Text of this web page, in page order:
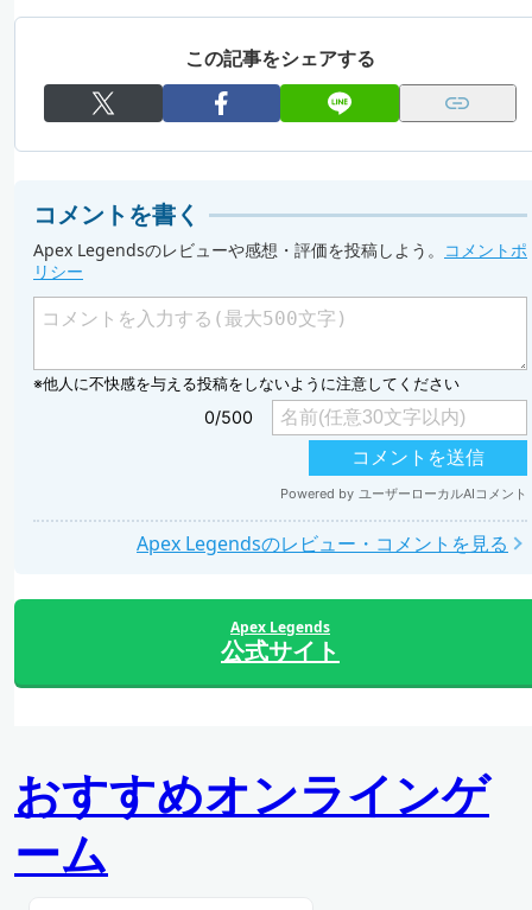
この記事をシェアする
コメントを書く
Apex Legendsのレビューや感想・評価を投稿しよう。 コメントポ
リシー
Apex Legendsのレビュー・コメントを見る
Apex Legends
公式サイト
おすすめオンラインゲ
ーム